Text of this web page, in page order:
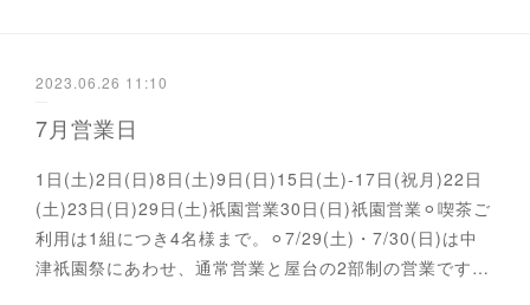
2023.06.26 11:10
7月営業日
1日(土)2日(日)8日(土)9日(日)15日(土)-17日(祝月)22日
(土)23日(日)29日(土)祇園営業30日(日)祇園営業⚪︎喫茶ご
利用は1組につき4名様まで。⚪︎7/29(土)・7/30(日)は中
津祇園祭にあわせ、通常営業と屋台の2部制の営業です…